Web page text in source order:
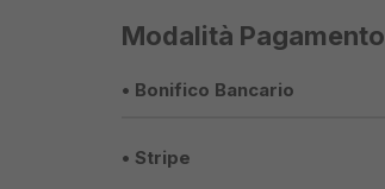
Modalità Pagamento
• Bonifico Bancario
• Stripe